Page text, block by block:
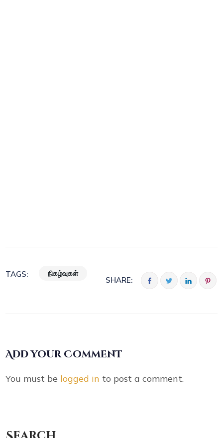
TAGS: நிகழ்வுகள்
SHARE:
Add your Comment
You must be logged in to post a comment.